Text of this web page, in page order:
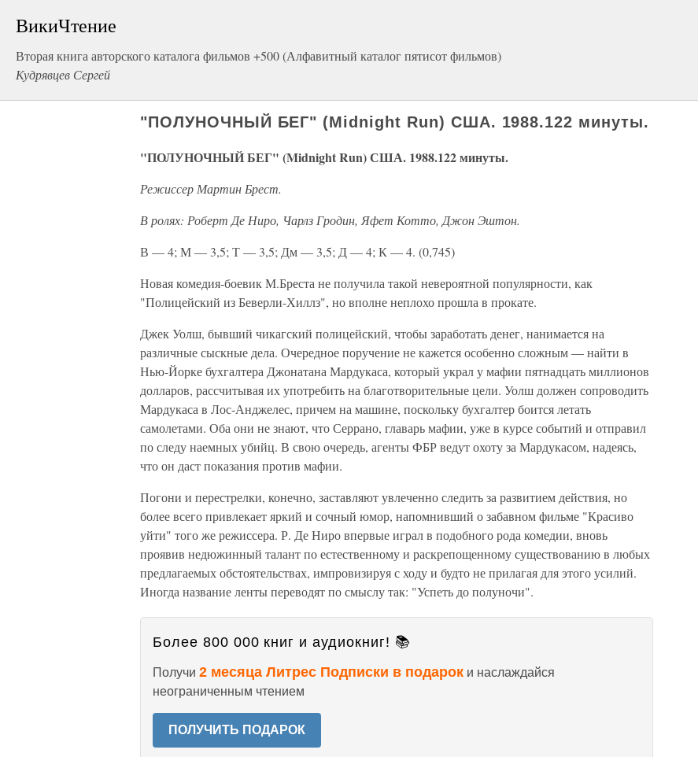
ВикиЧтение
Вторая книга авторского каталога фильмов +500 (Алфавитный каталог пятисот фильмов)
Кудрявцев Сергей
"ПОЛУНОЧНЫЙ БЕГ" (Midnight Run) США. 1988.122 минуты.
"ПОЛУНОЧНЫЙ БЕГ" (Midnight Run) США. 1988.122 минуты.
Режиссер Мартин Брест.
В ролях: Роберт Де Ниро, Чарлз Гродин, Яфет Котто, Джон Эштон.
В — 4; М — 3,5; Т — 3,5; Дм — 3,5; Д — 4; К — 4. (0,745)
Новая комедия-боевик М.Бреста не получила такой невероятной популярности, как
"Полицейский из Беверли-Хиллз", но вполне неплохо прошла в прокате.
Джек Уолш, бывший чикагский полицейский, чтобы заработать денег, нанимается на
различные сыскные дела. Очередное поручение не кажется особенно сложным — найти в
Нью-Йорке бухгалтера Джонатана Мардукаса, который украл у мафии пятнадцать миллионов
долларов, рассчитывая их употребить на благотворительные цели. Уолш должен сопроводить
Мардукаса в Лос-Анджелес, причем на машине, поскольку бухгалтер боится летать
самолетами. Оба они не знают, что Серрано, главарь мафии, уже в курсе событий и отправил
по следу наемных убийц. В свою очередь, агенты ФБР ведут охоту за Мардукасом, надеясь,
что он даст показания против мафии.
Погони и перестрелки, конечно, заставляют увлеченно следить за развитием действия, но
более всего привлекает яркий и сочный юмор, напомнивший о забавном фильме "Красиво
уйти" того же режиссера. Р. Де Ниро впервые играл в подобного рода комедии, вновь
проявив недюжинный талант по естественному и раскрепощенному существованию в любых
предлагаемых обстоятельствах, импровизируя с ходу и будто не прилагая для этого усилий.
Иногда название ленты переводят по смыслу так: "Успеть до полуночи".
Более 800 000 книг и аудиокниг! 📚
Получи 2 месяца Литрес Подписки в подарок и наслаждайся
неограниченным чтением
ПОЛУЧИТЬ ПОДАРОК